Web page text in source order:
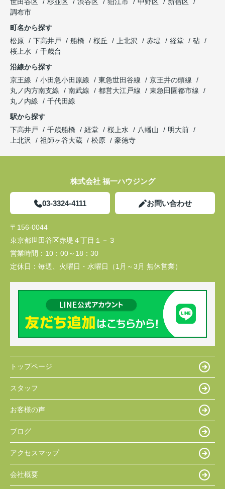
調布市
町名から探す
松原
下高井戸 船橋 桜丘 上北沢 赤堤 経堂
砧
桜上水
千歳台
沿線から探す
京王線
小田急小田原線 東急世田谷線
京王井の頭線
丸ノ内方南支線
南武線 都営大江戸線
東急田園都市線
丸ノ内線
千代田線
駅から探す
下高井戸
千歳船橋 経堂 桜上水 八幡山
明大前
上北沢
祖師ヶ谷大蔵 松原 豪徳寺
株式会社 福一ハウジング
03-3324-4111 お問い合わせ
〒156-0044
東京都世田谷区赤堤４丁目１－３
営業時間： 10：00～18：30
定休日： 毎週、火曜日・水曜日（1月～3月 無休営業）
トップページ
スタッフ
お客様の声
ブログ
アクセスマップ
会社概要